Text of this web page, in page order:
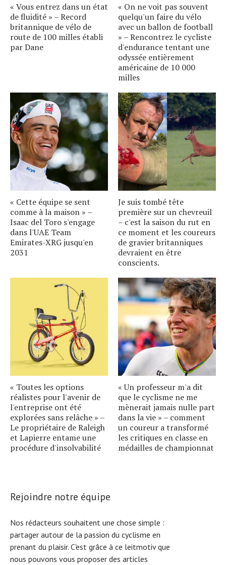
« Vous entrez dans un état
de fluidité » – Record
britannique de vélo de
route de 100 milles établi
par Dane
« On ne voit pas souvent
quelqu'un faire du vélo
avec un ballon de football
» – Rencontrez le cycliste
d'endurance tentant une
odyssée entièrement
américaine de 10 000
milles
« Cette équipe se sent
comme à la maison » –
Isaac del Toro s'engage
dans l'UAE Team
Emirates-XRG jusqu'en
2031
Je suis tombé tête
première sur un chevreuil
– c'est la saison du rut en
ce moment et les coureurs
de gravier britanniques
devraient en être
conscients.
« Toutes les options
réalistes pour l'avenir de
l'entreprise ont été
explorées sans relâche » –
Le propriétaire de Raleigh
et Lapierre entame une
procédure d'insolvabilité
« Un professeur m'a dit
que le cyclisme ne me
mènerait jamais nulle part
dans la vie » – comment
un coureur a transformé
les critiques en classe en
médailles de championnat
Rejoindre notre équipe
Nos rédacteurs souhaitent une chose simple :
partager autour de la passion du cyclisme en
prenant du plaisir. C'est grâce à ce leitmotiv que
nous pouvons vous proposer des articles